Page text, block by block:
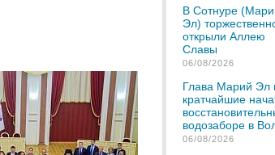
В Сотнуре
Эл)
открыли Аллею
Славы
06/08/2026
Глава Марий Эл
кратчайшие
водозаборе в
06/08/2026